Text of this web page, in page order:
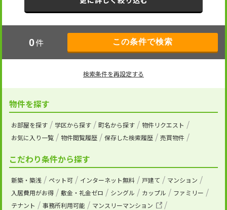
0件
検索条件を再設定する
物件を探す
お部屋を探す 学区から探す 町名から探す
物件リクエスト
お気に入り一覧
物件閲覧履歴 保存した検索履歴 売買物件
こだわり条件から探す
新築・築浅 ペット可 インターネット無料 戸建て
マンション
入居費用がお得
敷金・礼金ゼロ シングル カップル
ファミリー
テナント
事務所利用可能 マンスリーマンション